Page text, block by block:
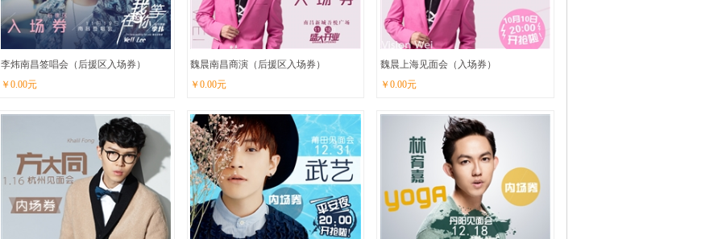
李炜南昌签唱会（后援区入场券）
￥ 0.00元
魏晨南昌商演（后援区入场券）
￥0.00元
魏晨上海见面会（入场券）
￥ 0.00元